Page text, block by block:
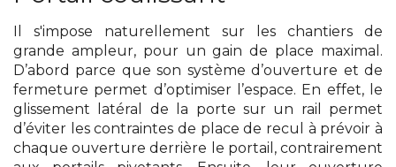
Il s'impose naturellement sur les chantiers de
grande ampleur, pour un gain de place maximal.
D’abord parce que son système d’ouverture et de
fermeture permet d’optimiser l’espace. En effet, le
glissement latéral de la porte sur un rail permet
d’éviter les contraintes de place de recul à prévoir à
chaque ouverture derrière le portail, contrairement